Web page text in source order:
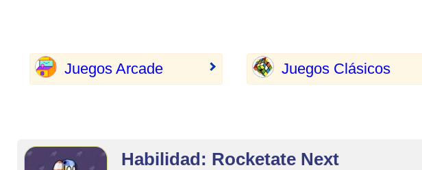
Juegos Arcade Juegos Clásicos
Habilidad: Rocketate Next